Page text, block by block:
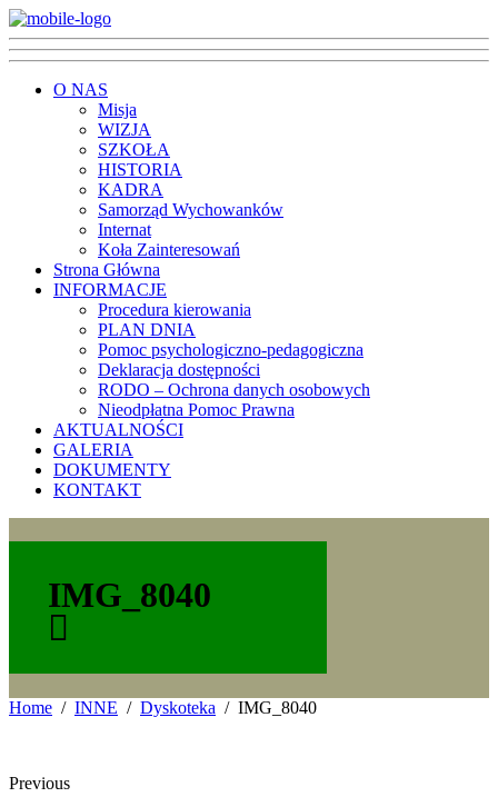
O NAS
Misja
WIZJA
SZKOŁA
HISTORIA
KADRA
Samorząd Wychowanków
Internat
Koła Zainteresowań
Strona Główna
INFORMACJE
Procedura kierowania
PLAN DNIA
Pomoc psychologiczno-pedagogiczna
Deklaracja dostępności
RODO – Ochrona danych osobowych
Nieodpłatna Pomoc Prawna
AKTUALNOŚCI
GALERIA
DOKUMENTY
KONTAKT
IMG_8040
Home INNE Dyskoteka IMG_8040
Previous